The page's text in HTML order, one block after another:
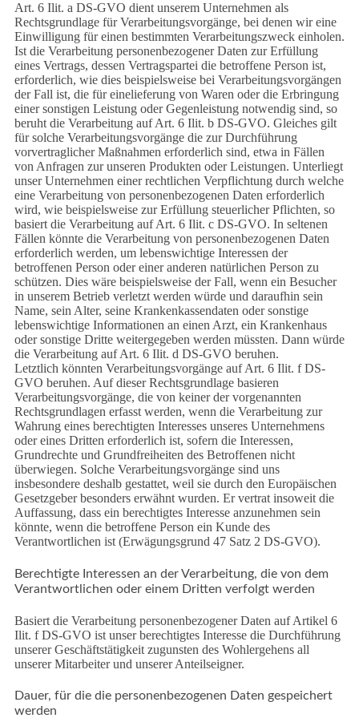
Art. 6 Ilit. a DS-GVO dient unserem Unternehmen als
Rechtsgrundlage für Verarbeitungsvorgänge, bei denen wir eine
Einwilligung für einen bestimmten Verarbeitungszweck einholen.
Ist die Verarbeitung personenbezogener Daten zur Erfüllung
eines Vertrags, dessen Vertragspartei die betroffene Person ist,
erforderlich, wie dies beispielsweise bei Verarbeitungsvorgängen
der Fall ist, die für einelieferung von Waren oder die Erbringung
einer sonstigen Leistung oder Gegenleistung notwendig sind, so
beruht die Verarbeitung auf Art. 6 Ilit. b DS-GVO. Gleiches gilt
für solche Verarbeitungsvorgänge die zur Durchführung
vorvertraglicher Maßnahmen erforderlich sind, etwa in Fällen
von Anfragen zur unseren Produkten oder Leistungen. Unterliegt
unser Unternehmen einer rechtlichen Verpflichtung durch welche
eine Verarbeitung von personenbezogenen Daten erforderlich
wird, wie beispielsweise zur Erfüllung steuerlicher Pflichten, so
basiert die Verarbeitung auf Art. 6 Ilit. c DS-GVO. In seltenen
Fällen könnte die Verarbeitung von personenbezogenen Daten
erforderlich werden, um lebenswichtige Interessen der
betroffenen Person oder einer anderen natürlichen Person zu
schützen. Dies wäre beispielsweise der Fall, wenn ein Besucher
in unserem Betrieb verletzt werden würde und daraufhin sein
Name, sein Alter, seine Krankenkassendaten oder sonstige
lebenswichtige Informationen an einen Arzt, ein Krankenhaus
oder sonstige Dritte weitergegeben werden müssten. Dann würde
die Verarbeitung auf Art. 6 Ilit. d DS-GVO beruhen.
Letztlich könnten Verarbeitungsvorgänge auf Art. 6 Ilit. f DS-
GVO beruhen. Auf dieser Rechtsgrundlage basieren
Verarbeitungsvorgänge, die von keiner der vorgenannten
Rechtsgrundlagen erfasst werden, wenn die Verarbeitung zur
Wahrung eines berechtigten Interesses unseres Unternehmens
oder eines Dritten erforderlich ist, sofern die Interessen,
Grundrechte und Grundfreiheiten des Betroffenen nicht
überwiegen. Solche Verarbeitungsvorgänge sind uns
insbesondere deshalb gestattet, weil sie durch den Europäischen
Gesetzgeber besonders erwähnt wurden. Er vertrat insoweit die
Auffassung, dass ein berechtigtes Interesse anzunehmen sein
könnte, wenn die betroffene Person ein Kunde des
Verantwortlichen ist (Erwägungsgrund 47 Satz 2 DS-GVO).
Berechtigte Interessen an der Verarbeitung, die von dem
Verantwortlichen oder einem Dritten verfolgt werden
Basiert die Verarbeitung personenbezogener Daten auf Artikel 6
Ilit. f DS-GVO ist unser berechtigtes Interesse die Durchführung
unserer Geschäftstätigkeit zugunsten des Wohlergehens all
unserer Mitarbeiter und unserer Anteilseigner.
Dauer, für die die personenbezogenen Daten gespeichert
werden